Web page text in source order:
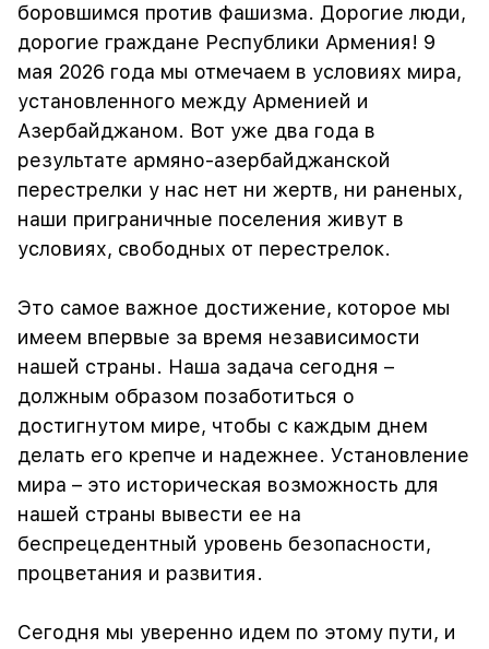
боровшимся против фашизма. Дорогие люди,
дорогие граждане Республики Армения! 9
мая 2026 года мы отмечаем в условиях мира,
установленного между Арменией и
Азербайджаном. Вот уже два года в
результате армяно-азербайджанской
перестрелки у нас нет ни жертв, ни раненых,
наши приграничные поселения живут в
условиях, свободных от перестрелок.
Это самое важное достижение, которое мы
имеем впервые за время независимости
нашей страны. Наша задача сегодня –
должным образом позаботиться о
достигнутом мире, чтобы с каждым днем ​​
делать его крепче и надежнее. Установление
мира – это историческая возможность для
нашей страны вывести ее на
беспрецедентный уровень безопасности,
процветания и развития.
Сегодня мы уверенно идем по этому пути, и